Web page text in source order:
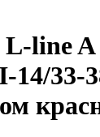
line A
33-